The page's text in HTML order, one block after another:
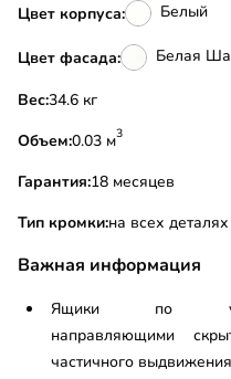
Цвет корпуса: Белый
Цвет фасада: Белая
Вес:
34.6 кг
Объем:
0.03 м3
Гарантия:18 месяцев
Тип кромки:на всех
Важная информация
Ящики по
направляющими
частичного